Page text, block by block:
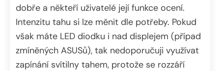
dobře a někteří uživatelé její funkce ocení.
Intenzitu tahu si lze měnit dle potřeby. Pokud
však máte LED diodku i nad displejem (případ
zmíněných ASUSů), tak nedoporučuji využívat
zapínání svítilny tahem, protože se rozzáří